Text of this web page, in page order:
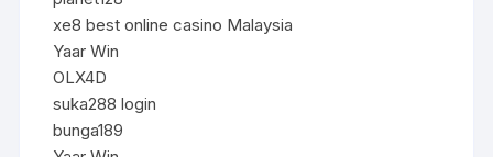
xe8 best online casino Malaysia
Yaar Win
OLX4D
suka288 login
bunga189